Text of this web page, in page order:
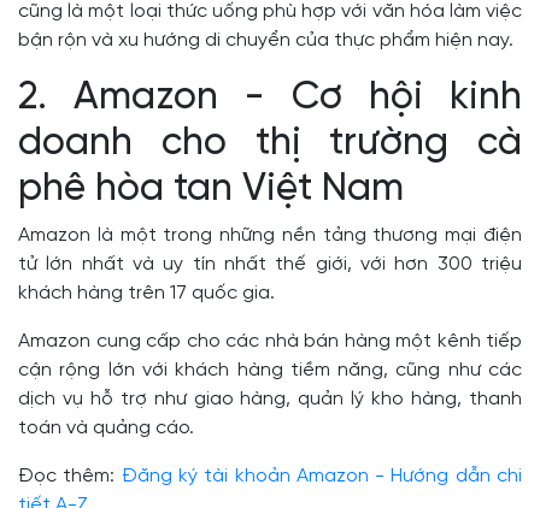
cũng là một loại thức uống phù hợp với văn hóa làm việc
bận rộn và xu hướng di chuyển của thực phẩm hiện nay.
2. Amazon - Cơ hội kinh
doanh cho thị trường cà
phê hòa tan Việt Nam
Amazon là một trong những nền tảng thương mại điện
tử lớn nhất và uy tín nhất thế giới, với hơn 300 triệu
khách hàng trên 17 quốc gia.
Amazon cung cấp cho các nhà bán hàng một kênh tiếp
cận rộng lớn với khách hàng tiềm năng, cũng như các
dịch vụ hỗ trợ như giao hàng, quản lý kho hàng, thanh
toán và quảng cáo.
Đọc thêm: Đăng ký tài khoản Amazon - Hướng dẫn chi